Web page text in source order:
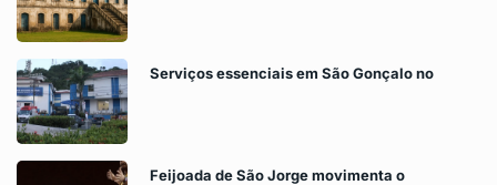
Serviços essenciais em São Gonçalo no
Feijoada de São Jorge movimenta o